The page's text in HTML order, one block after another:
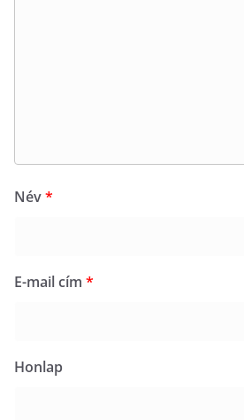
Név*
E-mail cím *
Honlap